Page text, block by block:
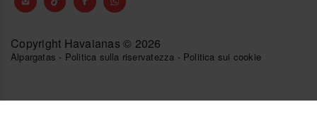
Copyright Havaianas © 2026
Alpargatas - Politica sulla riservatezza - Politica sui cookie